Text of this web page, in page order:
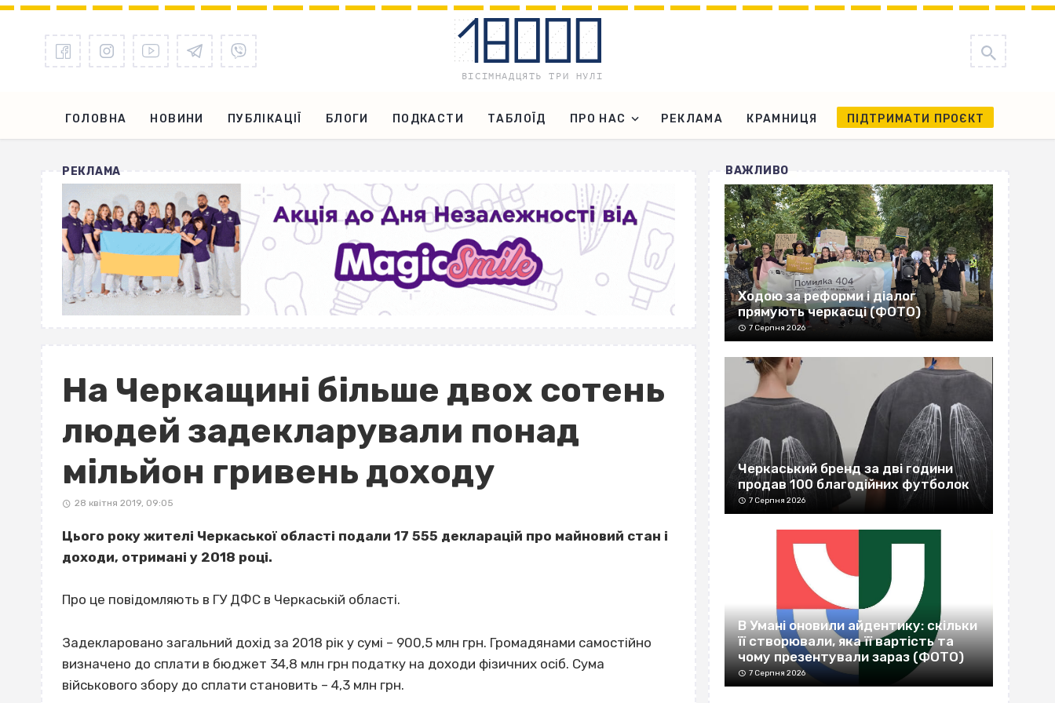
ГОЛОВНА НОВИНИ ПУБЛІКАЦІЇ БЛОГИ ПОДКАСТИ ТАБЛОЇД ПРО НАС РЕКЛАМА КРАМНИЦЯ ПІДТРИМАТИ ПРОЄКТ
РЕКЛАМА
На Черкащині більше двох сотень
людей задекларували понад
мільйон гривень доходу
28 квітня 2019, 09:05
Цього року жителі Черкаської області подали 17 555 декларацій про майновий стан і
доходи, отримані у 2018 році.
Про це повідомляють в ГУ ДФС в Черкаській області.
Задекларовано загальний дохід за 2018 рік у сумі – 900,5 млн грн. Громадянами самостійно
визначено до сплати в бюджет 34,8 млн грн податку на доходи фізичних осіб. Сума
військового збору до сплати становить – 4,3 млн грн.
ВАЖЛИВО
Ходою за реформи і діалог
прямують черкасці (ФОТО)
7 Серпня 2026
Черкаський бренд за дві години
продав 100 благодійних футболок
7 Серпня 2026
В Умані оновили айдентику: скільки
її створювали, яка її вартість та
чому презентували зараз (ФОТО)
7 Серпня 2026